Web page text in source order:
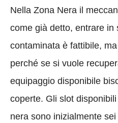
Nella Zona Nera il
come già detto, entrare in
contaminata è fattibile,
perché se si vuole
equipaggio disponibile
coperte. Gli slot
nera sono inizialmente